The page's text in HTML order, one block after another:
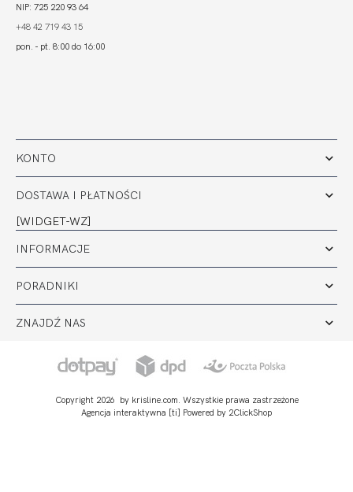
KONTO
DOSTAWA I PŁATNOŚCI
[WIDGET-WZ]
INFORMACJE
PORADNIKI
ZNAJDŹ NAS
NIP: 725 220 93 64
+48 42 719 43 15
pon. - pt. 8:00 do 16:00
Copyright 2026 by krisline.com. Wszystkie prawa zastrzeżone
Agencja interaktywna [ti] Powered by 2ClickShop